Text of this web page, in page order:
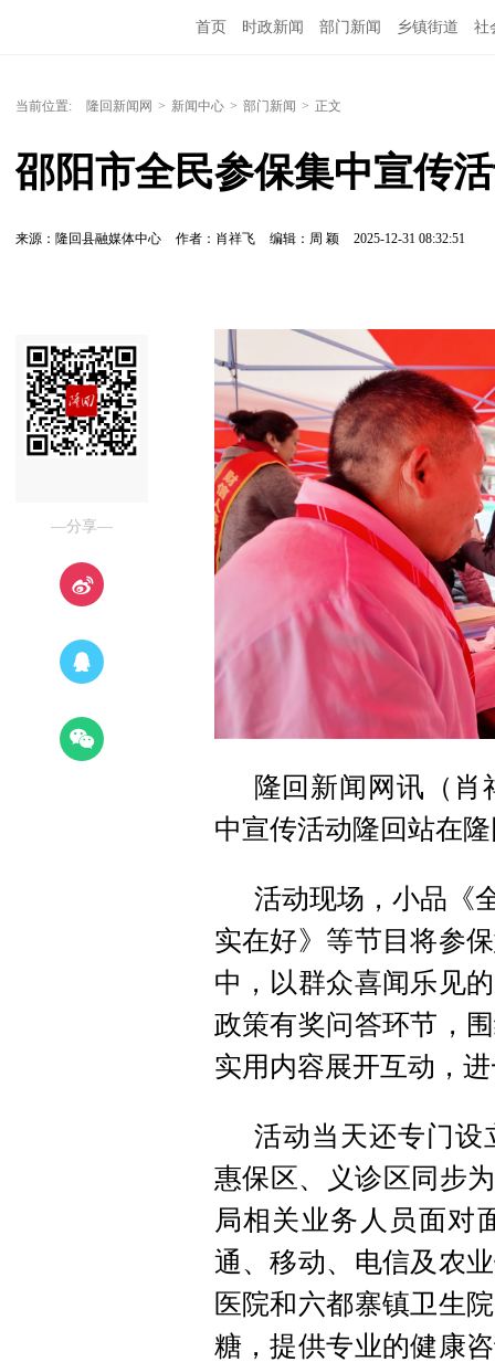
首页 时政新闻 部门新闻 乡镇街道 社
当前位置: 隆回新闻网 > 新闻中心 > 部门新闻 > 正文
邵阳市全民参保集中宣传
来源：隆回县融媒体中心 作者：肖祥飞 编辑：周 颖 2025-12-31 08:32:51
—分享—
隆回新闻网讯（肖
中宣传活动隆回站在
活动现场，小品《
实在好》等节目将参
中， 以群众喜闻乐见
政策有奖问答环节，
实用内容展开互动，
活动当天还专门设
惠保区、义诊区同步
局相关业务人员面对
通、移动、电信及农
医院和六都寨镇卫生
糖，提供专业的健康